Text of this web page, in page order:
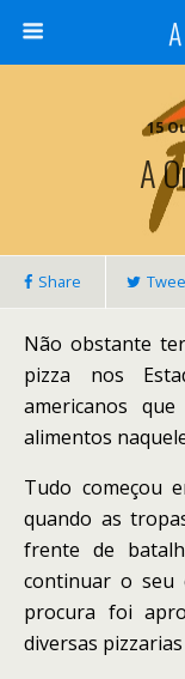
15
A
Share
Não obstante
pizza nos
americanos
alimentos
Tudo começou
quando as
frente de
continuar o seu
procura foi
diversas